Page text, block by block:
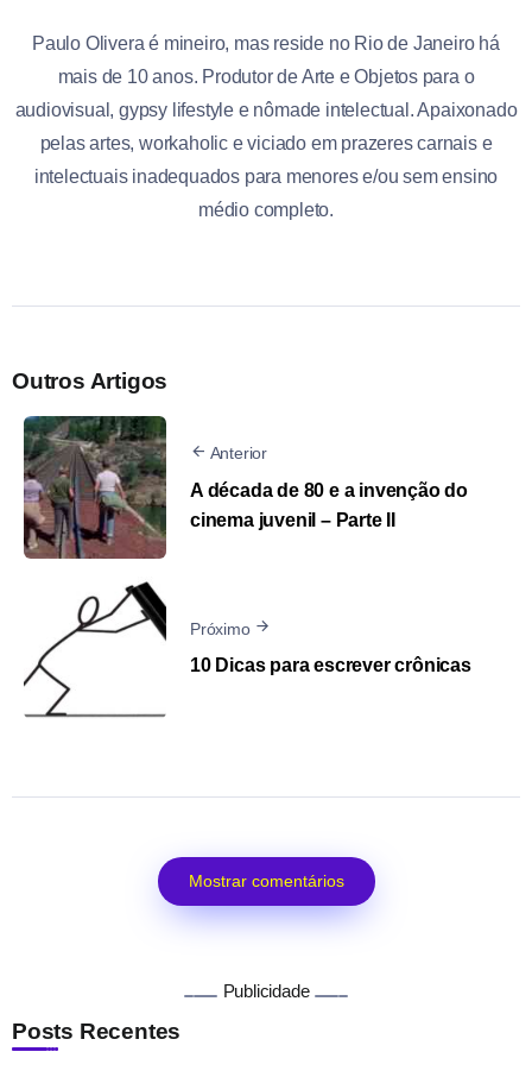
Paulo Olivera é mineiro, mas reside no Rio de Janeiro há
mais de 10 anos. Produtor de Arte e Objetos para o
audiovisual, gypsy lifestyle e nômade intelectual. Apaixonado
pelas artes, workaholic e viciado em prazeres carnais e
intelectuais inadequados para menores e/ou sem ensino
médio completo.
Outros Artigos
Anterior
A década de 80 e a invenção do
cinema juvenil – Parte II
Próximo
10 Dicas para escrever crônicas
Mostrar comentários
Publicidade
Posts Recentes